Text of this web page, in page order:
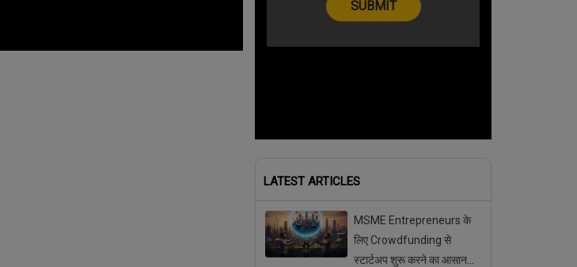
LATEST ARTICLES
MSME Entrepreneurs के
लिए Crowdfunding से
स्टार्टअप शुरू करने का आसान